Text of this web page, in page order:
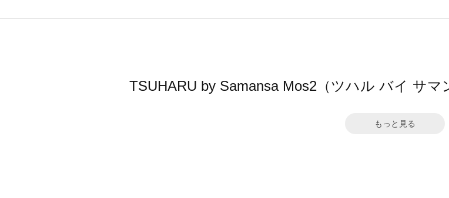
TSUHARU by Samansa Mos2（ツハル バイ サ
もっと見る